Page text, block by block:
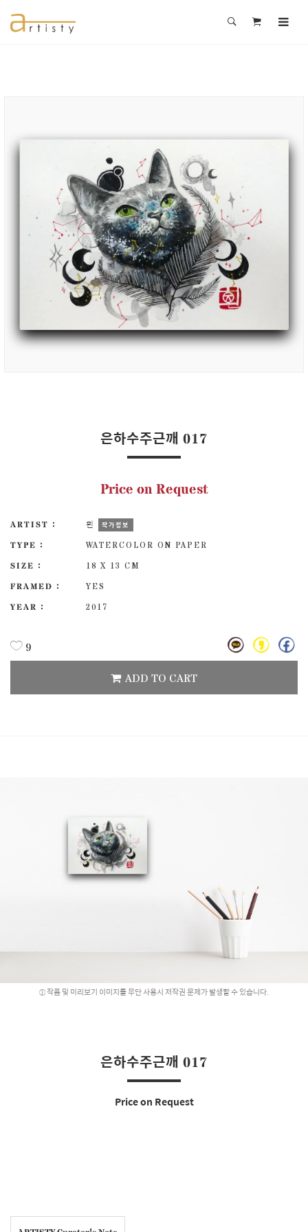
은하수주근깨 017
Price on Request
ARTIST : 흰 작가정보
TYPE :
WATERCOLOR ON PAPER
SIZE :
18 X 13 CM
FRAMED :
YES
YEAR :
2017
9
ADD TO CART
작품 및 미리보기 이미지를 무단 사용시 저작권 문제가 발생할 수 있습니다.
은하수주근깨 017
Price on Request